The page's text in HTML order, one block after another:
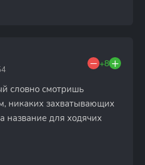
+8
словно смотришь
никаких захватывающих
название для ходячих